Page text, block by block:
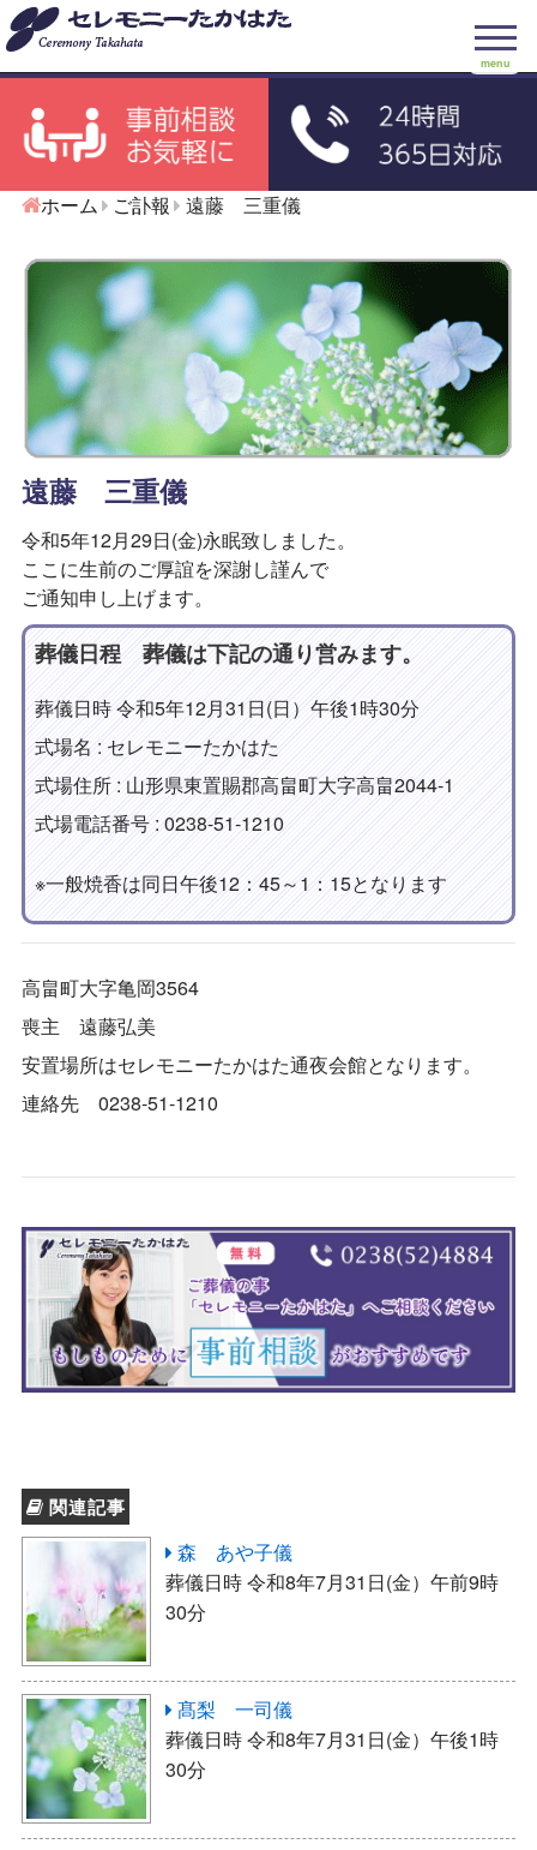
menu
ホーム ご訃報 遠藤 三重儀
遠藤 三重儀
令和5年12月29日(金)永眠致しました。
ここに生前のご厚誼を深謝し謹んで
ご通知申し上げます。
葬儀日程 葬儀は下記の通り営みます。
葬儀日時 令和5年12月31日(日）午後1時30分
式場名 : セレモニーたかはた
式場住所 : 山形県東置賜郡高畠町大字高畠2044-1
式場電話番号 : 0238-51-1210
※一般焼香は同日午後12：45～1：15となります
高畠町大字亀岡3564
喪主 遠藤弘美
安置場所はセレモニーたかはた通夜会館となります。
連絡先 0238-51-1210
関連記事
森 あや子儀
葬儀日時 令和8年7月31日(金）午前9時
30分
髙梨 一司儀
葬儀日時 令和8年7月31日(金）午後1時
30分